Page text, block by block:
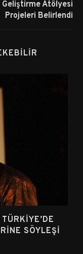
Geliştirme Atölyesi
Projeleri Belirlendi
SÖYLEŞI